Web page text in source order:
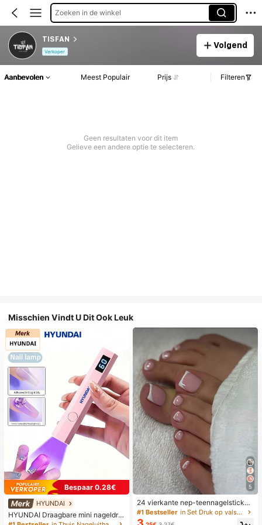
Zoeken in de winkel
TISFAN
Verkoper
Volgend
Aanbevolen Meest Populair Prijs Filteren
Geen resultaten voor dit item
Gelieve een andere optie te selecteren.
Misschien Vindt U Dit Ook Leuk
Bespaar 0.28€
HYUNDAI
HYUNDAI Draagbare mini nageldro
ger, oplaadbare handlamp UV/LED
5
24 vierkante nep-teennagelsticker
s om nieuwe nail art te creëren! Mo
dieuze retro nude witte basis, wolk
#1 Bestseller in Set Druk op valse nagels